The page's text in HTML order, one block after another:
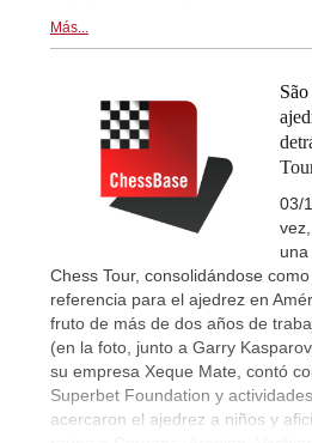
Más...
03/
Chess Tour, consolidándose
referencia para el ajedrez en
fruto de más de dos años de
(en la foto, junto a Garry
su empresa Xeque Mate, contó
Superbet Foundation y
acercaron el ajedrez a niños y